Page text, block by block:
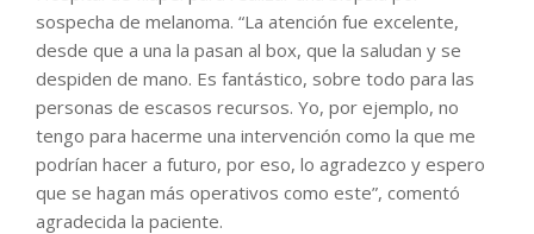
sospecha de melanoma. “La atención fue excelente,
desde que a una la pasan al box, que la saludan y se
despiden de mano. Es fantástico, sobre todo para las
personas de escasos recursos. Yo, por ejemplo, no
tengo para hacerme una intervención como la que me
podrían hacer a futuro, por eso, lo agradezco y espero
que se hagan más operativos como este”, comentó
agradecida la paciente.